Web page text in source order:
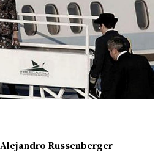
Alejandro Russenberger